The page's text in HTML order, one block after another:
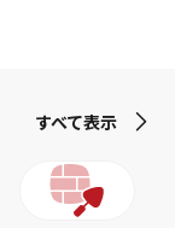
すべて表示